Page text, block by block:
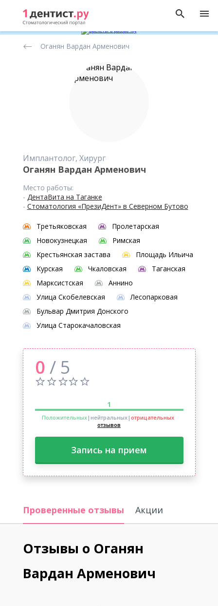
стоматологов
Оганян Вардан Арменович
Имплантолог, Хирург
Оганян Вардан Арменович
Место работы:
- ДентаВита на Таганке
- Стоматология «ПрезиДент» в Северном Бутово
Третьяковская
Пролетарская
Новокузнецкая
Римская
Крестьянская застава
Площадь Ильича
Курская
Чкаловская
Таганская
Марксистская
Аннино
Улица Скобелевская
Лесопарковая
Бульвар Дмитрия Донского
Улица Старокачаловская
0 / 5
1
Положительных|нейтральных| отрицательных
отзывов
Запись на прием
Проверенные отзывы Акции
Отзывы о Оганян
Вардан Арменович